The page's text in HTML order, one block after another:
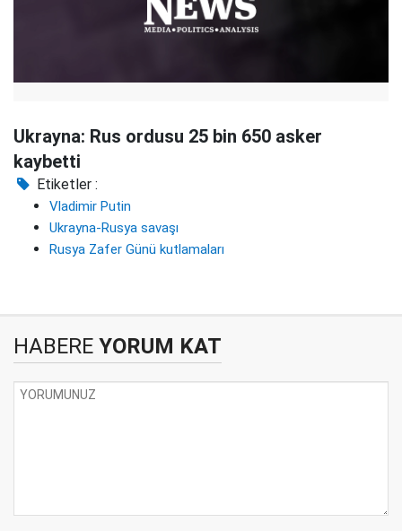
Ukrayna: Rus ordusu 25 bin 650 asker
kaybetti
Etiketler :
Vladimir Putin
Ukrayna-Rusya savaşı
Rusya Zafer Günü kutlamaları
HABERE YORUM KAT